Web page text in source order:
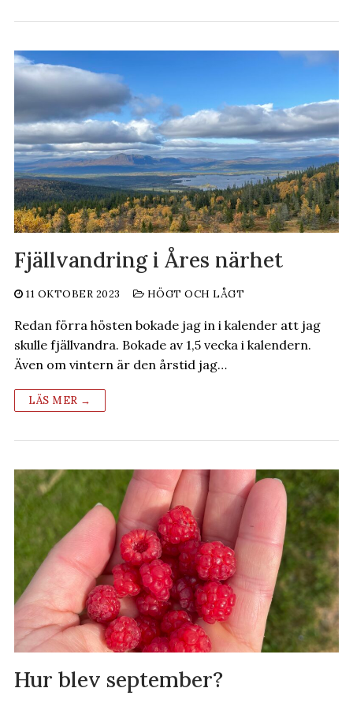
Fjällvandring i Åres närhet
11 OKTOBER 2023 HÖGT OCH LÅGT
Redan förra hösten bokade jag in i kalender att jag
skulle fjällvandra. Bokade av 1,5 vecka i kalendern.
Även om vintern är den årstid jag…
LÄS MER →
Hur blev september?